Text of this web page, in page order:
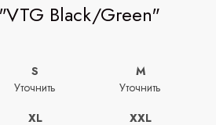
Black/Green"
S
Уточнить
M
Уточнить
XL
XXL